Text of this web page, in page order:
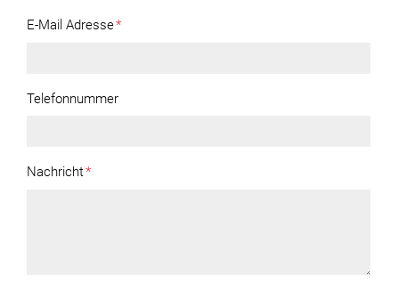
E-Mail Adresse*
Telefonnummer
Nachricht*